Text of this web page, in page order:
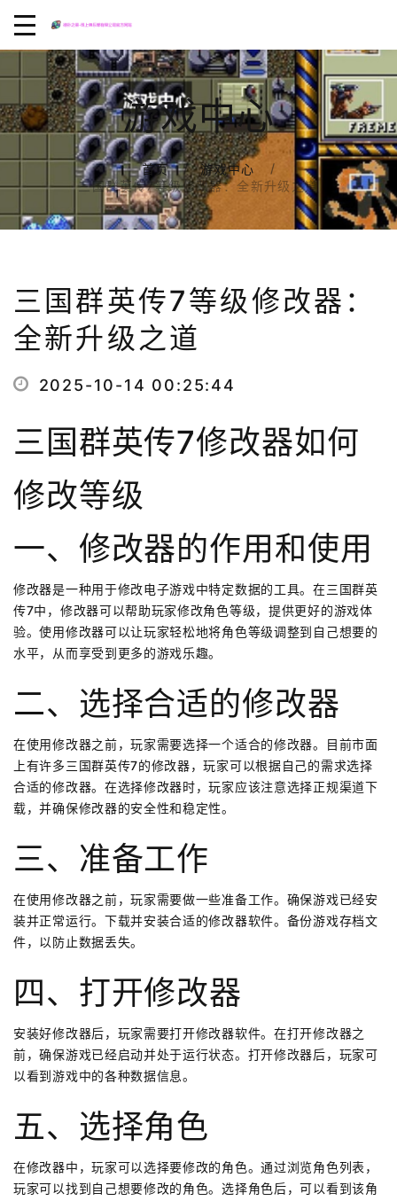
游戏中心
首页
游戏中心
三国群英传7等级修改器：全新升级之道
三国群英传7等级修改器：
全新升级之道
2025-10-14 00:25:44
三国群英传7修改器如何
修改等级
一、修改器的作用和使用
修改器是一种用于修改电子游戏中特定数据的工具。在三国群英
传7中，修改器可以帮助玩家修改角色等级，提供更好的游戏体
验。使用修改器可以让玩家轻松地将角色等级调整到自己想要的
水平，从而享受到更多的游戏乐趣。
二、选择合适的修改器
在使用修改器之前，玩家需要选择一个适合的修改器。目前市面
上有许多三国群英传7的修改器，玩家可以根据自己的需求选择
合适的修改器。在选择修改器时，玩家应该注意选择正规渠道下
载，并确保修改器的安全性和稳定性。
三、准备工作
在使用修改器之前，玩家需要做一些准备工作。确保游戏已经安
装并正常运行。下载并安装合适的修改器软件。备份游戏存档文
件，以防止数据丢失。
四、打开修改器
安装好修改器后，玩家需要打开修改器软件。在打开修改器之
前，确保游戏已经启动并处于运行状态。打开修改器后，玩家可
以看到游戏中的各种数据信息。
五、选择角色
在修改器中，玩家可以选择要修改的角色。通过浏览角色列表，
玩家可以找到自己想要修改的角色。选择角色后，可以看到该角